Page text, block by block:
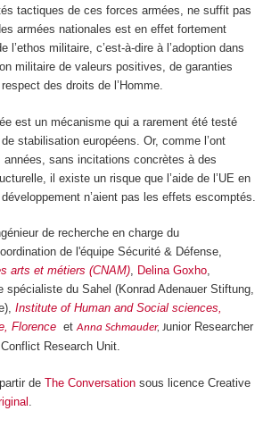
tactiques de ces forces armées, ne suffit pas
armées nationales est en effet fortement
l’ethos militaire, c’est-à-dire à l’adoption dans
militaire de valeurs positives, de garanties
des droits de l’Homme.
est un mécanisme qui a rarement été testé
stabilisation européens. Or, comme l’ont
sans incitations concrètes à des
il existe un risque que l’aide de l’UE en
n’aient pas les effets escomptés.
de recherche en charge du
de l'équipe Sécurité & Défense,
arts et métiers (CNAM), Delina Goxho,
spécialiste du Sahel (Konrad Adenauer Stiftung,
Institute of Human and Social sciences,
FlorenceetAnna Schmauder, Junior Researcher
Research Unit.
de The Conversationsous licence Creative